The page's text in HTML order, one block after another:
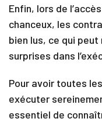
o
&
C
n
a
c
t
Enfin, lors de
chanceux, les
bien lus, ce qui
surprises dans
Pour avoir toutes
exécuter
essentiel de